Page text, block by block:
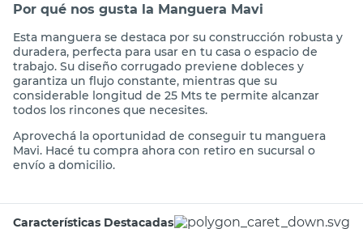
Por qué nos gusta la Manguera Mavi
Esta manguera se destaca por su construcción robusta y
duradera, perfecta para usar en tu casa o espacio de
trabajo. Su diseño corrugado previene dobleces y
garantiza un flujo constante, mientras que su
considerable longitud de 25 Mts te permite alcanzar
todos los rincones que necesites.
Aprovechá la oportunidad de conseguir tu manguera
Mavi. Hacé tu compra ahora con retiro en sucursal o
envío a domicilio.
Características Destacadas